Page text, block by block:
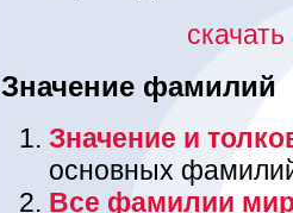
Значение фамилий
Значение и
основных
Все фамилии